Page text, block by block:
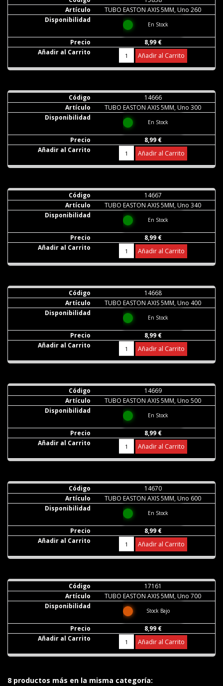
TUBO EASTON AXIS 5MM, Uno 260
En Stock
8,99 €
Añadir al Carrito
14666
TUBO EASTON AXIS 5MM, Uno 300
En Stock
8,99 €
Añadir al Carrito
14667
TUBO EASTON AXIS 5MM, Uno 340
En Stock
8,99 €
Añadir al Carrito
14668
TUBO EASTON AXIS 5MM, Uno 400
En Stock
8,99 €
Añadir al Carrito
14669
TUBO EASTON AXIS 5MM, Uno 500
En Stock
8,99 €
Añadir al Carrito
14670
TUBO EASTON AXIS 5MM, Uno 600
En Stock
8,99 €
Añadir al Carrito
17161
TUBO EASTON AXIS 5MM, Uno 700
Stock Bajo
8,99 €
Añadir al Carrito
8 productos más en la misma categoría: